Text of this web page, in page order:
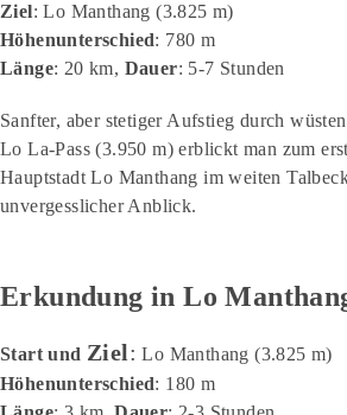
Ziel: Lo Manthang (3.825 m)
Höhenunterschied: 780 m
Länge: 20 km, Dauer: 5-7 Stunden
Sanfter, aber stetiger Aufstieg durch
Lo La-Pass (3.950 m) erblickt man zum
Hauptstadt Lo Manthang im weiten
unvergesslicher Anblick.
Erkundung in Lo
Start und Ziel: Lo Manthang (3.825 m)
Höhenunterschied: 180 m